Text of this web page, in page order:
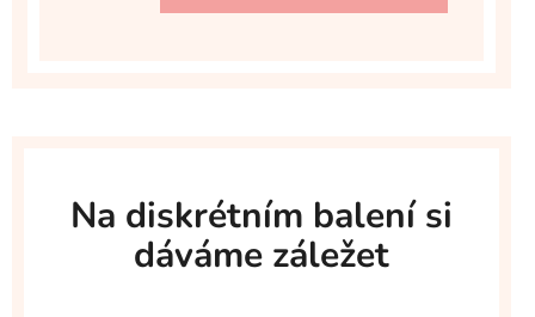
Na diskrétním balení si
dáváme záležet